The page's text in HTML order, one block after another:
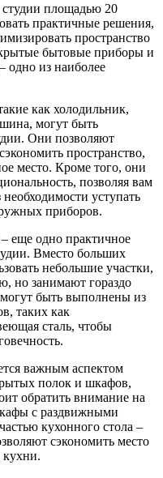
площадью 20
практичные решения,
пространство
бытовые приборы и
одно из наиболее
как холодильник,
могут быть
Они позволяют
пространство,
место. Кроме того, они
позволяя вам
уступать
приборов.
еще одно практичное
Вместо больших
небольшие участки,
но занимают гораздо
быть выполнены из
таких как
сталь, чтобы
важным аспектом
полок и шкафов,
обратить внимание на
с раздвижными
кухонного стола –
сэкономить место